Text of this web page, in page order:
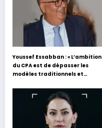
Youssef Essabban : « L’ambition
du CPA est de dépasser les
modèles traditionnels et
s’appuyant sur le partage des
expériences »